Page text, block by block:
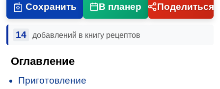
Сохранить В планер Поделиться
14 добавлений в книгу рецептов
Оглавление
Приготовление